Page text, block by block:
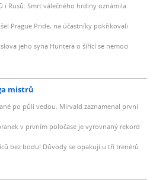
i Rusů: Smrt válečného hrdiny oznámila
Prague Pride, na účastníky pokřikovali
jeho syna Huntera o šířící se nemoci
mistrů
po půli vedou. Mirvald zaznamenal první
v prvním poločase je vyrovnaný rekord
bez bodu! Důvody se opakují u tří trenérů